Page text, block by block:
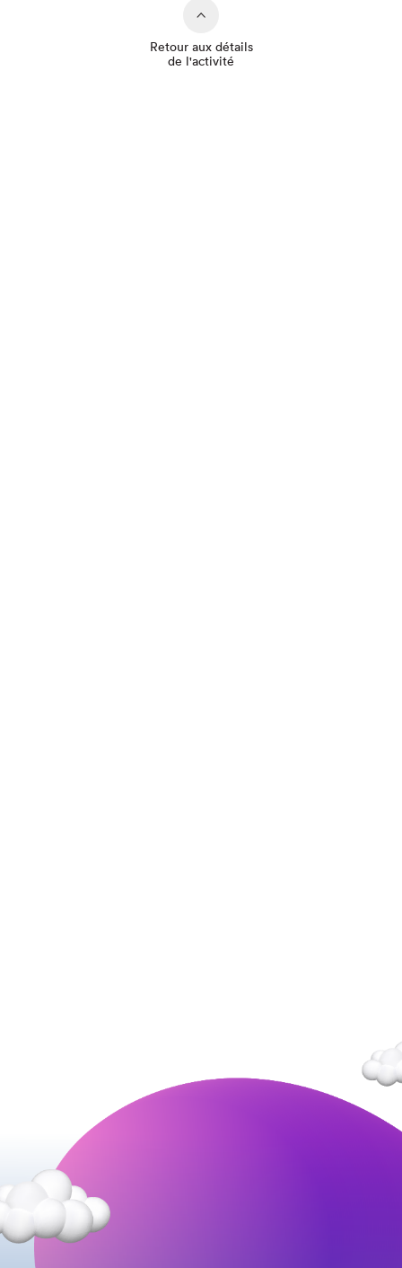
Retour aux détails
de l'activité